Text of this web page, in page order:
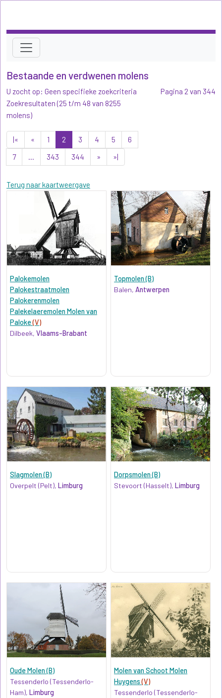
Bestaande en verdwenen molens
U zocht op: Geen specifieke zoekcriteria
Zoekresultaten (25 t/m 48 van 8255
molens)
|« « 1 2 3 4 5
6
7
... 343 344 » »|
Terug naar kaartweergave
Pagina 2 van 344
Palokemolen
Palokestraatmolen
Palokerenmolen
Palekelaeremolen Molen van
Paloke(V)
Dilbeek, Vlaams-Brabant
Topmolen (B)
Balen,Antwerpen
Slagmolen (B)
Overpelt (Pelt), Limburg
Dorpsmolen (B)
Stevoort (Hasselt),Limburg
Oude Molen (B)
Tessenderlo (Tessenderlo-
Ham), Limburg
Molen van Schoot Molen
Huygens(V)
Tessenderlo (Tessenderlo-